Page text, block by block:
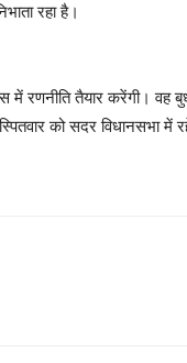
रहा है।
में रणनीति तैयार करेंगी। वह
को सदर विधानसभा में